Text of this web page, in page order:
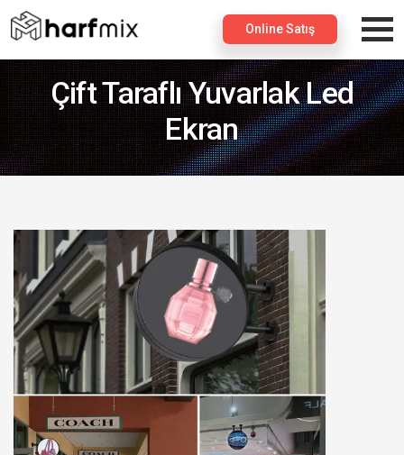
×
Online Satış
Çift Taraflı Yuvarlak Led
Ekran